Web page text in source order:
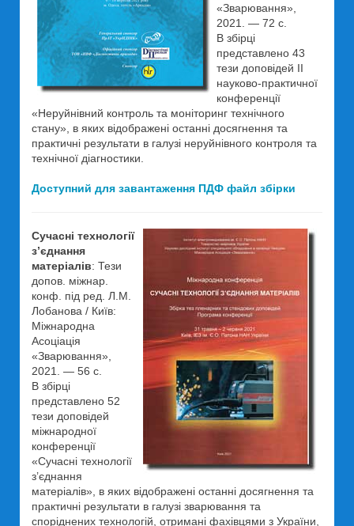
«Зварювання»,
2021. — 72 с.
В збірці
представлено 43
тези доповідей ІІ
науково-практичної
конференції
«Неруйнівний контроль та моніторинг технічного
стану», в яких відображені останні досягнення та
практичні результати в галузі неруйнівного контроля та
технічної діагностики.
Доступний для завантаження ПДФ файл збірки
Сучасні технології
з’єднання
матеріалів: Тези
допов. міжнар.
конф. під ред. Л.М.
Лобанова / Київ:
Міжнародна
Асоціація
«Зварювання»,
2021. — 56 с.
В збірці
представлено 52
тези доповідей
міжнародної
конференції
«Сучасні технології
з’єднання
матеріалів», в яких відображені останні досягнення та
практичні результати в галузі зварювання та
споріднених технологій, отримані фахівцями з України,